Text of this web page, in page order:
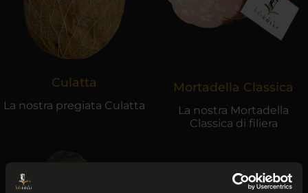
Culatta
La nostra pregiata Culatta
Mortadella Classica
La nostra Mortadella
Classica di filiera